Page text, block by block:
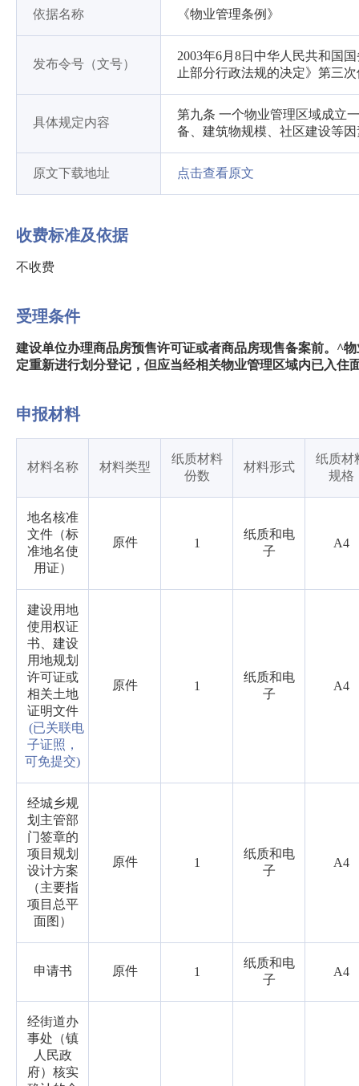
依据名称 《物业管理条例》
发布令号（文号）
2003年6月8日中华人民共和国
止部分行政法规的决定》第三
具体规定内容
第九条 一个物业管理区域成立
备、建筑物规模、社区建设等
原文下载地址 点击查看原文
收费标准及依据
不收费
受理条件
建设单位办理商品房预售许可证或者商品房现售备案前。^
定重新进行划分登记，但应当经相关物业管理区域内已入
申报材料
材料名称 材料类型
纸质材料
份数
材料形式
纸质材
规格
地名核准
文件（标
准地名使
用证）
原件 1
纸质和电
子
A4
建设用地
使用权证
书、建设
用地规划
许可证或
相关土地
证明文件
(已关联电
子证照，
可免提交)
原件 1
纸质和电
子
A4
经城乡规
划主管部
门签章的
项目规划
设计方案
（主要指
项目总平
面图）
原件 1
纸质和电
子
A4
申请书 原件 1
纸质和电
子
A4
经街道办
事处（镇
人民政
府）核实